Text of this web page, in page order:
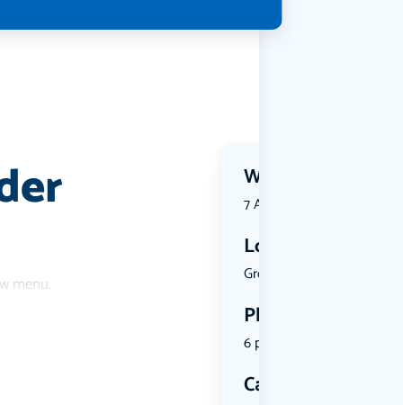
Wanneer?
7 August 2026 | 17:30
Locatie
Groenhof, ...
Plekken
6 plekken beschikbaar
Categorie
menu.